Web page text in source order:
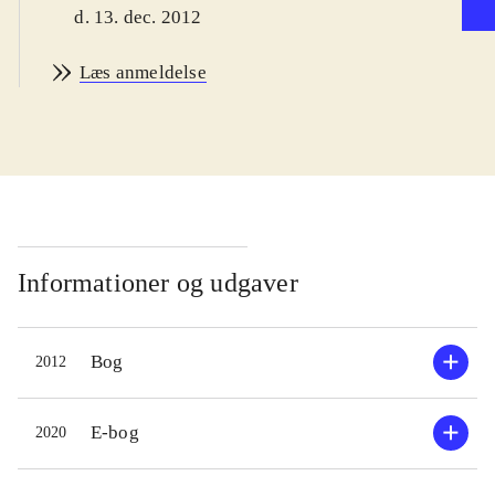
d. 13. dec. 2012
Læs anmeldelse
Informationer og udgaver
2012 Bog
2020 E-bog